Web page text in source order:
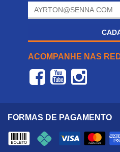
ACOMPANHE NAS
FORMAS DE PAGAMENTO